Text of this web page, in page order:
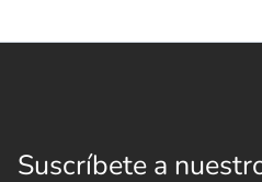
Suscríbete a